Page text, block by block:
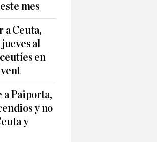
mes
a Ceuta,
al
en
a Paiporta,
y no
y